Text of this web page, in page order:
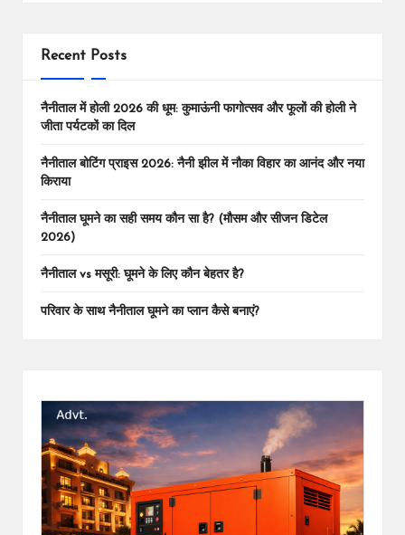
Recent Posts
नैनीताल में होली 2026 की धूम: कुमाऊंनी फागोत्सव और फूलों की होली ने
जीता पर्यटकों का दिल
नैनीताल बोटिंग प्राइस 2026: नैनी झील में नौका विहार का आनंद और नया
किराया
नैनीताल घूमने का सही समय कौन सा है? (मौसम और सीजन डिटेल
2026)
नैनीताल vs मसूरी: घूमने के लिए कौन बेहतर है?
परिवार के साथ नैनीताल घूमने का प्लान कैसे बनाएं?